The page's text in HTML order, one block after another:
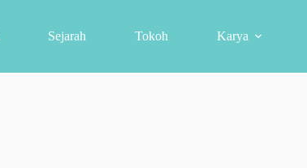
Sejarah Tokoh Karya